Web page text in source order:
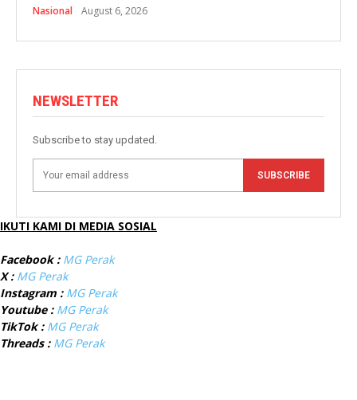
Nasional August 6, 2026
NEWSLETTER
Subscribe to stay updated.
SUBSCRIBE
IKUTI KAMI DI MEDIA SOSIAL
Facebook : MG Perak
X : MG Perak
Instagram : MG Perak
Youtube : MG Perak
TikTok : MG Perak
Threads : MG Perak